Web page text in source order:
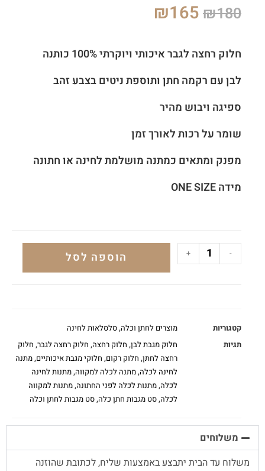
₪180
₪165
חלוק רחצה לגבר איכותי ויוקרתי 100% כותנה
לבן עם רקמה חתן ותוספת ניטים בצבע זהב
ספיגה ויבוש מהיר
שומר על רכות לאורך זמן
מפנק ומתאים כמתנה מושלמת לחינה או חתונה
מידה ONE SIZE
-
+ הוספה לסל
קטגוריות מוצרים לחתן וכלה,סלסלאות לחינה
תגיות
חלוק מגבת לבן, חלוק רחצה, חלוק רחצה לגבר, חלוק
רחצה לחתן, חלוק רקום, חלוקי מגבת איכותיים,מתנה
לחינה לכלה,מתנה לכלה למקווה,מתנות לחינה
לכלה,מתנות לכלה לפני החתונה,מתנות למקווה
לכלה,סט מגבות חתן כלה,סט מגבות לחתן וכלה
משלוחים
משלוח עד הבית יתבצע באמצעות שליח, לכתובת שהוזנה